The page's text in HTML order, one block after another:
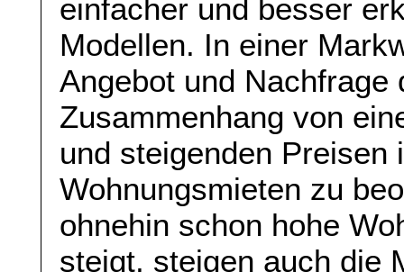
einfacher und besser
Modellen. In einer
Angebot und Nachfrage
Zusammenhang von
und steigenden
Wohnungsmieten zu
ohnehin schon hohe
steigt, steigen auch die